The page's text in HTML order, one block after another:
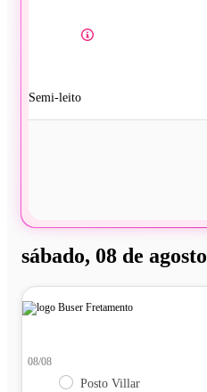
Semi-leito
sábado, 08 de agosto
08/08
Posto Villar